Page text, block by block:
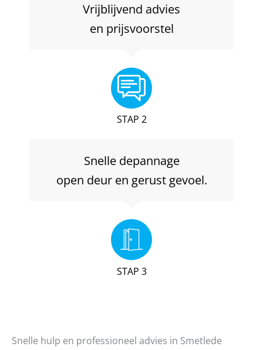
Vrijblijvend advies
en prijsvoorstel
STAP 2
Snelle depannage
open deur en gerust gevoel.
STAP 3
Snelle hulp en professioneel advies in Smetlede